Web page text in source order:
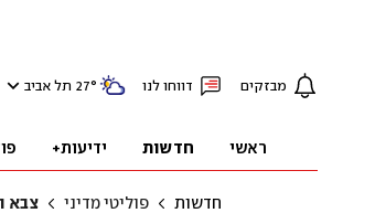
מבזקים דווחו לנו 27° תל אביב
ראשי חדשות ידיעות+
חדשות פוליטי מדיני צבא